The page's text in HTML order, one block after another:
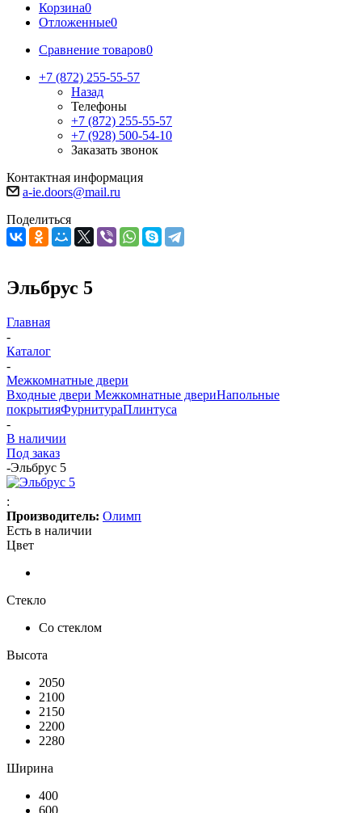
Корзина0
Отложенные0
Сравнение товаров0
+7 (872) 255-55-57
Назад
Телефоны
+7 (872) 255-55-57
+7 (928) 500-54-10
Заказать звонок
Контактная информация
a-ie.doors@mail.ru
Поделиться
Эльбрус 5
Главная
-
Каталог
-
Межкомнатные двери
Входные двери Межкомнатные двериНапольные
покрытияФурнитураПлинтуса
-
В наличии
Под заказ
-Эльбрус 5
:
Производитель: Олимп
Есть в наличии
Цвет
Стекло
Со стеклом
Высота
2050
2100
2150
2200
2280
Ширина
400
600